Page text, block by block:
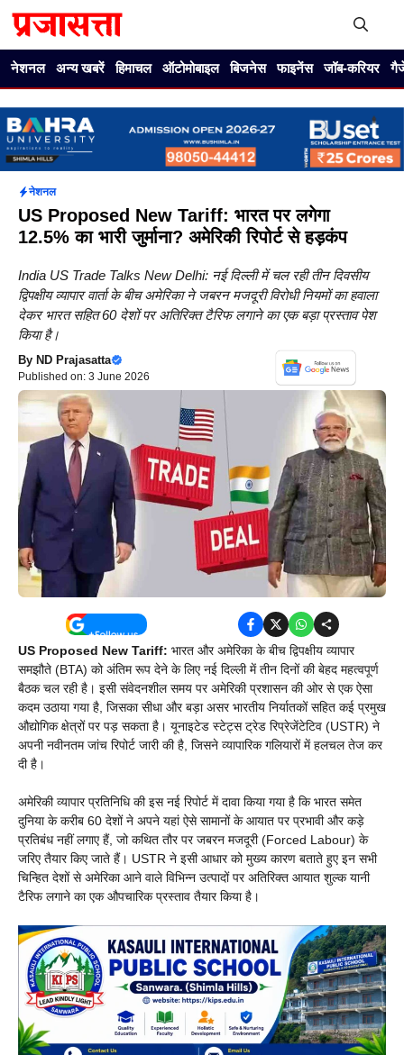
नेशनल अन्य खबरें हिमाचल ऑटोमोबाइल बिजनेस फाइनेंस जॉब-करियर
नेशनल
US Proposed New Tariff: भारत पर लगेगा
12.5% का भारी जुर्माना? अमेरिकी रिपोर्ट से हड़कंप
India US Trade Talks New Delhi: नई दिल्ली में चल रही तीन दिवसीय
द्विपक्षीय व्यापार वार्ता के बीच अमेरिका ने जबरन मजदूरी विरोधी नियमों का हवाला
देकर भारत सहित 60 देशों पर अतिरिक्त टैरिफ लगाने का एक बड़ा प्रस्ताव पेश
किया है।
By ND Prajasatta
Published on: 3 June 2026
US Proposed New Tariff: भारत और अमेरिका के बीच द्विपक्षीय व्यापार
समझौते (BTA) को अंतिम रूप देने के लिए नई दिल्ली में तीन दिनों की बेहद महत्वपूर्ण
बैठक चल रही है। इसी संवेदनशील समय पर अमेरिकी प्रशासन की ओर से एक ऐसा
कदम उठाया गया है, जिसका सीधा और बड़ा असर भारतीय निर्यातकों सहित कई प्रमुख
औद्योगिक क्षेत्रों पर पड़ सकता है। यूनाइटेड स्टेट्स ट्रेड रिप्रेजेंटेटिव (USTR) ने
अपनी नवीनतम जांच रिपोर्ट जारी की है, जिसने व्यापारिक गलियारों में हलचल तेज कर
दी है।
अमेरिकी व्यापार प्रतिनिधि की इस नई रिपोर्ट में दावा किया गया है कि भारत समेत
दुनिया के करीब 60 देशों ने अपने यहां ऐसे सामानों के आयात पर प्रभावी और कड़े
प्रतिबंध नहीं लगाए हैं, जो कथित तौर पर जबरन मजदूरी (Forced Labour) के
जरिए तैयार किए जाते हैं। USTR ने इसी आधार को मुख्य कारण बताते हुए इन सभी
चिन्हित देशों से अमेरिका आने वाले विभिन्न उत्पादों पर अतिरिक्त आयात शुल्क यानी
टैरिफ लगाने का एक औपचारिक प्रस्ताव तैयार किया है।